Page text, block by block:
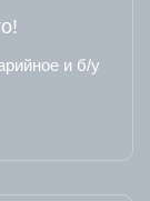
и б/у